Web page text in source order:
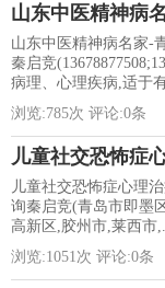
山东中医精神病
山东中医精神病名家-
秦启竞
病理、心理疾病,适于
浏览:785次 评论:0条
儿童社交恐怖症
儿童社交恐怖症心理
询秦启竞(青岛市即墨
高新区,胶州市,莱西市
浏览:1051次 评论:0条